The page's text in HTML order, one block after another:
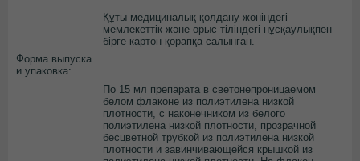
Форма выпуска
и упаковка:
Құты медициналық қолдану жөніндегі
мемлекеттік және орыс тіліндегі нұсқаулықпен
бірге картон қорапқа салынған.
По 15 мл препарата в светонепроницаемом
белом флаконе из полиэтилена низкой
плотности, с наконечником из белого
полиэтилена низкой плотности, прозрачной
бесцветной трубкой из полиэтилена низкой
плотности и завинчивающейся крышкой из